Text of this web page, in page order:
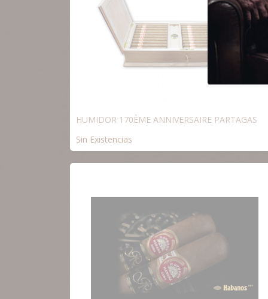
HUMIDOR 170ÈME ANNIVERSAIRE PARTAGAS
Sin Existencias